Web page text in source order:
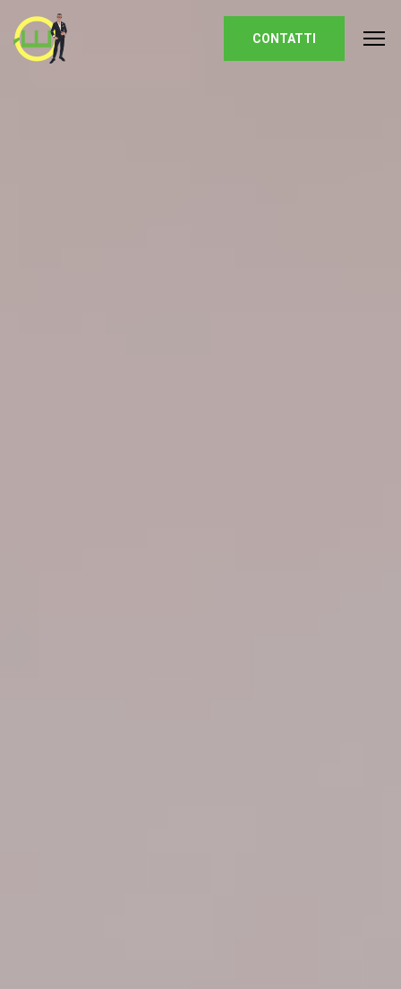
Homepage
CONTATTI